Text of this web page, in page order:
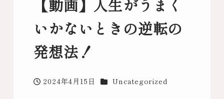
【動画】人生がうまく
いかないときの逆転の
発想法！
投稿日
2024年4月15日 カテゴリー
Uncategorized